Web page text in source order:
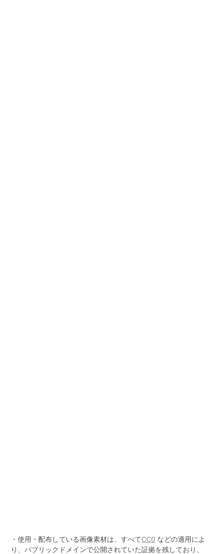
・使用・配布している画像素材は、すべてCC0 などの適用によ
り、パブリックドメインで公開されていた証拠を残しており、